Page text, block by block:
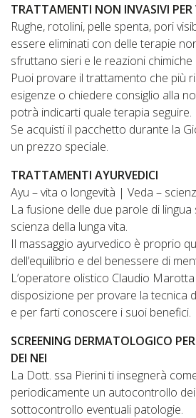
TRATTAMENTI NON INVASIVI PER
Rughe, rotolini, pelle spenta, pori
essere eliminati con delle terapie
sfruttano sieri e le reazioni
Puoi provare il trattamento che più
esigenze o chiedere consiglio alla
potrà indicarti quale terapia seguire.
Se acquisti il pacchetto durante la
un prezzo speciale.
TRATTAMENTI AYURVEDICI
Ayu – vita o longevità | Veda –
La fusione delle due parole di
scienza della lunga vita.
Il massaggio ayurvedico è proprio
dell’equilibrio e del benessere di
L’operatore olistico Claudio
disposizione per provare la tecnica
e per farti conoscere i suoi benefici.
SCREENING DERMATOLOGICO
DEI NEI
La Dott. ssa Pierini ti insegnerà
periodicamente un autocontrollo
sottocontrollo eventuali patologie.